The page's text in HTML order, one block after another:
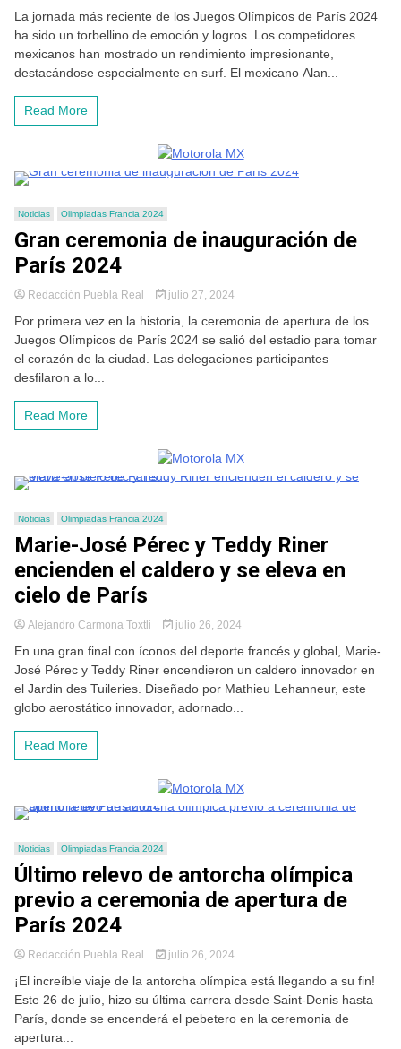
La jornada más reciente de los Juegos Olímpicos de París 2024
ha sido un torbellino de emoción y logros. Los competidores
mexicanos han mostrado un rendimiento impresionante,
destacándose especialmente en surf. El mexicano Alan...
Read More
Noticias Olimpiadas Francia 2024
Gran ceremonia de inauguración de
París 2024
Redacción Puebla Real julio 27, 2024
Por primera vez en la historia, la ceremonia de apertura de los
Juegos Olímpicos de París 2024 se salió del estadio para tomar
el corazón de la ciudad. Las delegaciones participantes
desfilaron a lo...
Read More
Noticias Olimpiadas Francia 2024
Marie-José Pérec y Teddy Riner
encienden el caldero y se eleva en
cielo de París
Alejandro Carmona Toxtli julio 26, 2024
En una gran final con íconos del deporte francés y global, Marie-
José Pérec y Teddy Riner encendieron un caldero innovador en
el Jardin des Tuileries. Diseñado por Mathieu Lehanneur, este
globo aerostático innovador, adornado...
Read More
Noticias Olimpiadas Francia 2024
Último relevo de antorcha olímpica
previo a ceremonia de apertura de
París 2024
Redacción Puebla Real julio 26, 2024
¡El increíble viaje de la antorcha olímpica está llegando a su fin!
Este 26 de julio, hizo su última carrera desde Saint-Denis hasta
París, donde se encenderá el pebetero en la ceremonia de
apertura...